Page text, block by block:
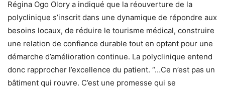
Régina Ogo Olory a indiqué que la réouverture de la
polyclinique s’inscrit dans une dynamique de répondre aux
besoins locaux, de réduire le tourisme médical, construire
une relation de confiance durable tout en optant pour une
démarche d’amélioration continue. La polyclinique entend
donc rapprocher l’excellence du patient. “…Ce n’est pas un
bâtiment qui rouvre. C’est une promesse qui se